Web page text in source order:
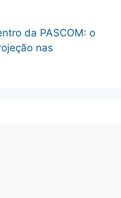
da PASCOM: o
nas